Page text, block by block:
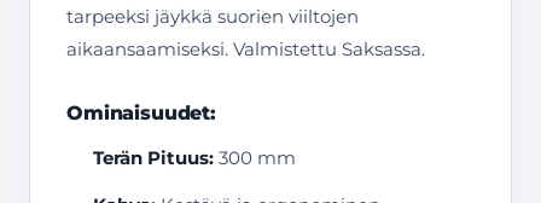
tarpeeksi jäykkä suorien viiltojen
aikaansaamiseksi. Valmistettu Saksassa.
Ominaisuudet:
Terän Pituus: 300 mm